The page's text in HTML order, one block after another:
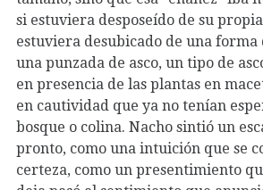
si estuviera desposeído de su
estuviera desubicado de una
una punzada de asco, un tipo de
en presencia de las plantas en
en cautividad que ya no tenían
bosque o colina. Nacho sintió un
pronto, como una intuición que se
certeza, como un presentimiento